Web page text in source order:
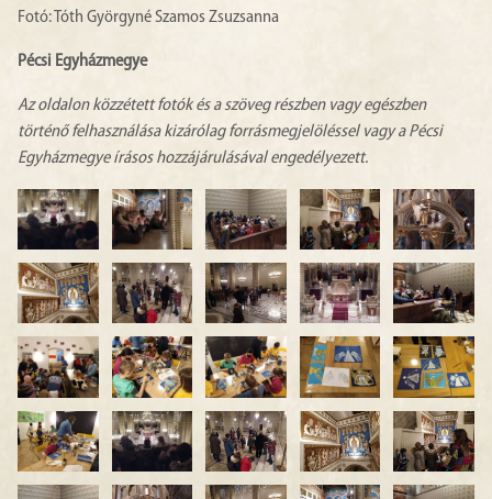
Fotó: Tóth Györgyné Szamos Zsuzsanna
Pécsi Egyházmegye
Az oldalon közzétett fotók és a szöveg részben vagy egészben
történő felhasználása kizárólag forrásmegjelöléssel vagy a Pécsi
Egyházmegye írásos hozzájárulásával engedélyezett.